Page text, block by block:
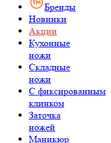
Бренды
Новинки
Акции
Кухонные
ножи
Складные
ножи
C фиксированным
клинком
Заточка
ножей
Маникюр